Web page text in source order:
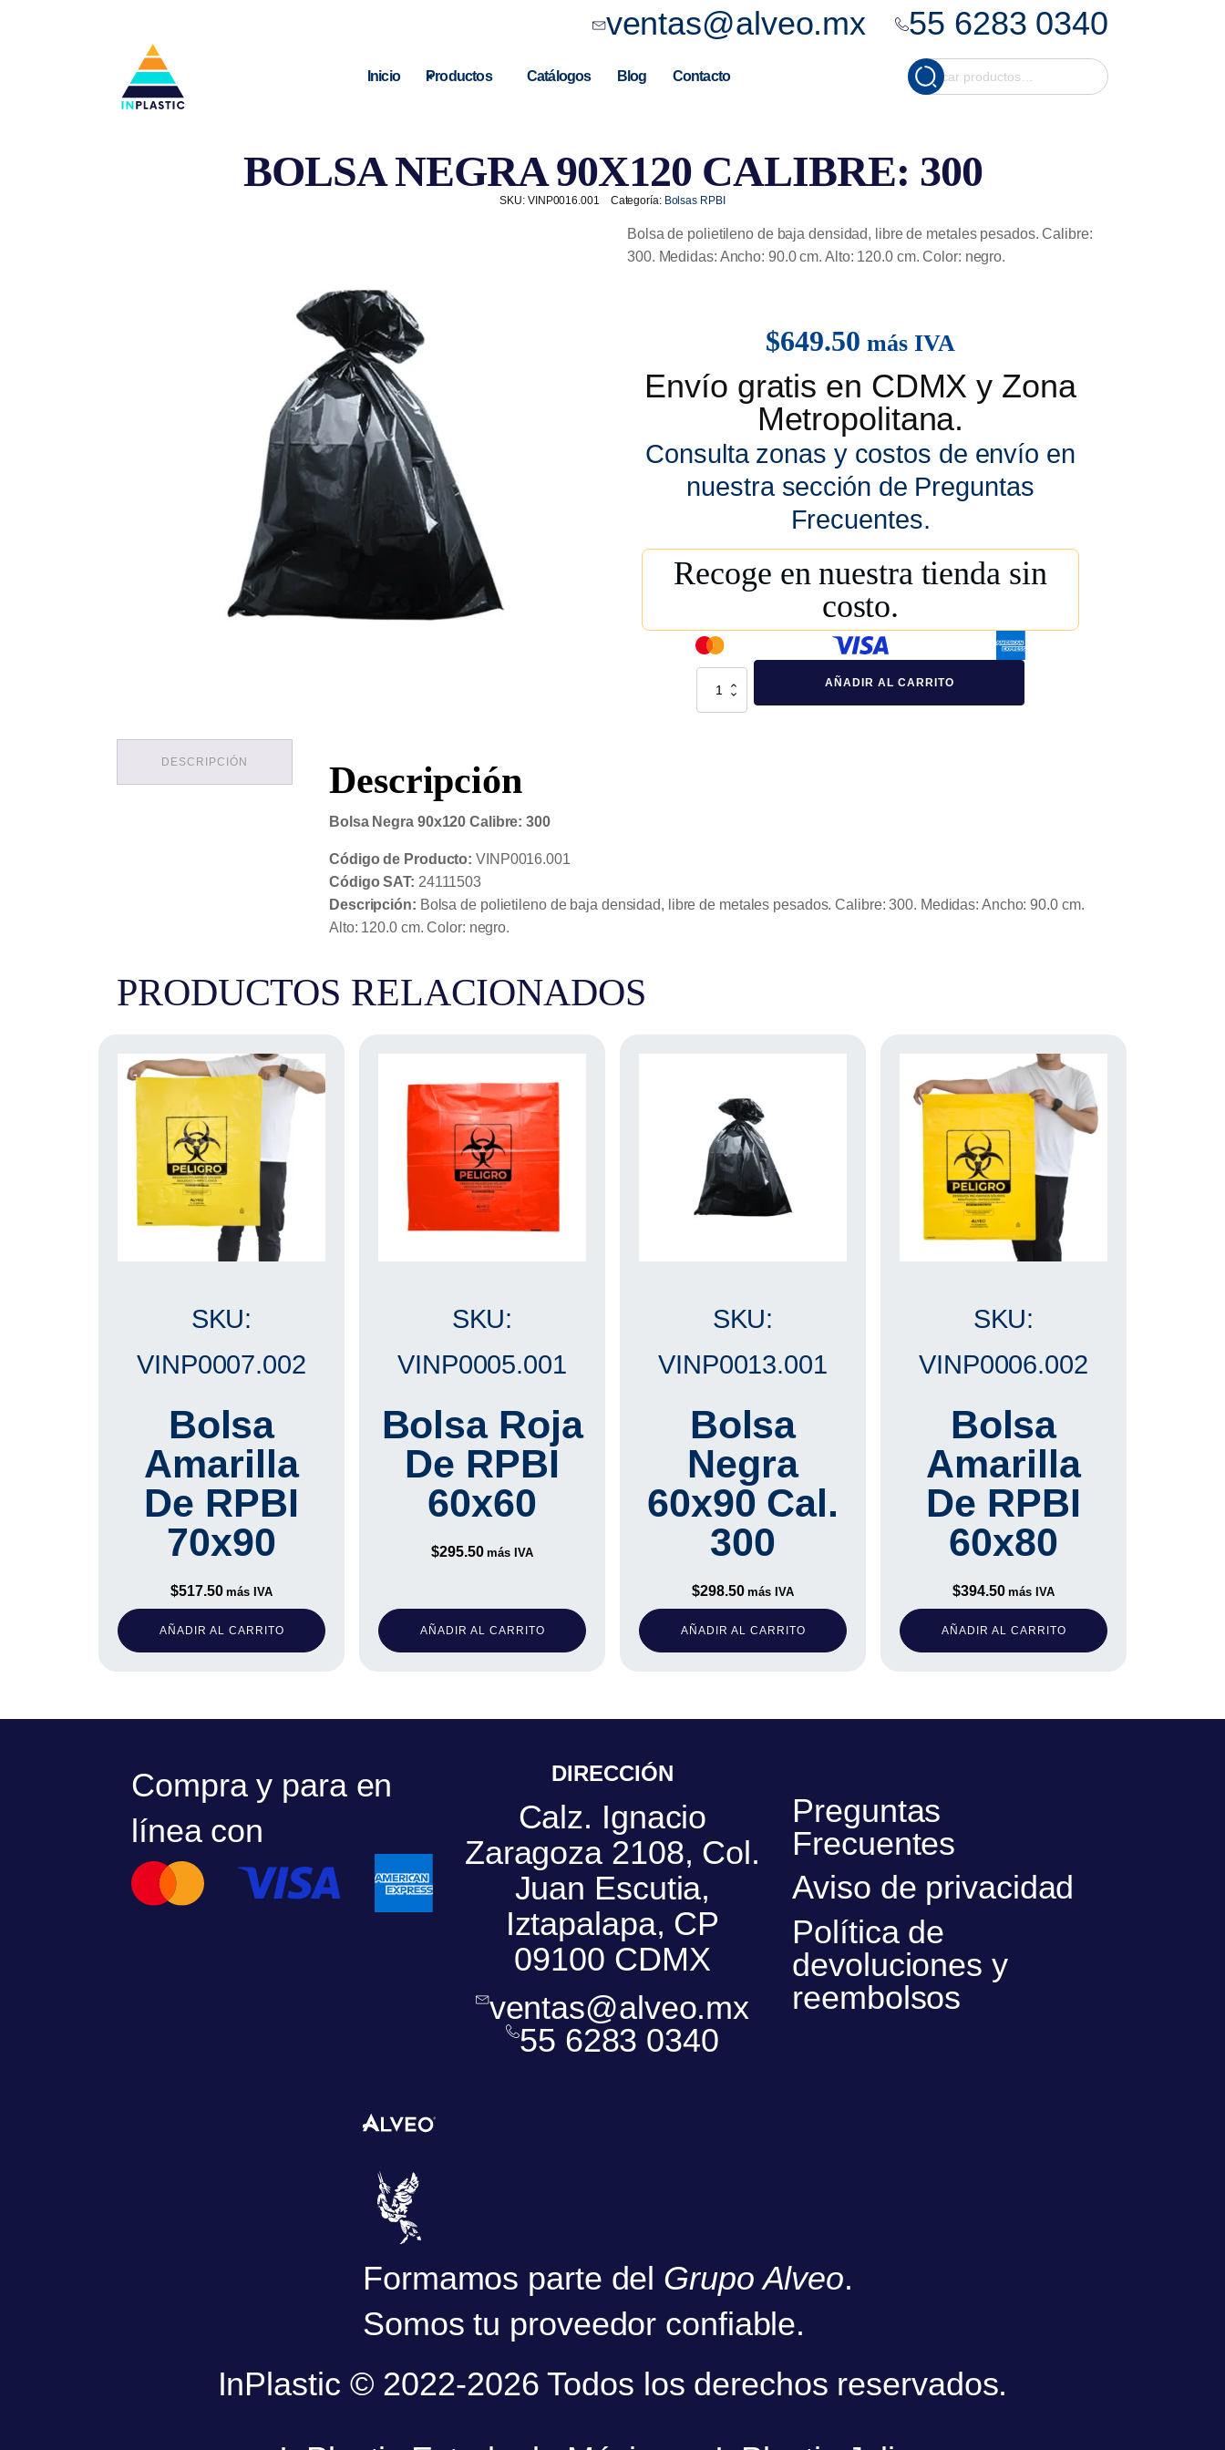
ventas@alveo.mx 55 6283 0340
Inicio Productos Catálogos Blog Contacto
Buscar
por:
Cuando hay
BOLSA NEGRA 90X120 CALIBRE: 300
SKU: VINP0016.001 Categoría: Bolsas RPBI
Bolsa de polietileno de baja densidad, libre de metales pesados. Calibre:
300. Medidas: Ancho: 90.0 cm. Alto: 120.0 cm. Color: negro.
$649.50 más IVA
Envío gratis en CDMX y Zona
Metropolitana.
Consulta zonas y costos de envío en
nuestra sección de Preguntas
Frecuentes.
Recoge en nuestra tienda sin
costo.
Negra
AÑADIR AL CARRITO
DESCRIPCIÓN Descripción
Bolsa Negra 90x120 Calibre: 300
Código de Producto: VINP0016.001
Código SAT: 24111503
Descripción: Bolsa de polietileno de baja densidad, libre de metales pesados. Calibre: 300. Medidas: Ancho: 90.0 cm.
Alto: 120.0 cm. Color: negro.
PRODUCTOS RELACIONADOS
SKU:
VINP0007.002
Bolsa
Amarilla
De RPBI
70x90
$517.50 más IVA
AÑADIR AL CARRITO
SKU:
VINP0005.001
Bolsa Roja
De RPBI
60x60
$295.50 más IVA
AÑADIR AL CARRITO
SKU:
VINP0013.001
Bolsa
Negra
60x90 Cal.
300
$298.50 más IVA
AÑADIR AL CARRITO
SKU:
VINP0006.002
Bolsa
Amarilla
De RPBI
60x80
$394.50 más IVA
AÑADIR AL CARRITO
Compra y para en
línea con
DIRECCIÓN
Calz. Ignacio
Zaragoza 2108, Col.
Juan Escutia,
Iztapalapa, CP
09100 CDMX
ventas@alveo.mx
55 6283 0340
Preguntas
Frecuentes
Aviso de privacidad
Política de
devoluciones y
reembolsos
Formamos parte del Grupo Alveo.
Somos tu proveedor confiable.
InPlastic © 2022-2026 Todos los derechos reservados.